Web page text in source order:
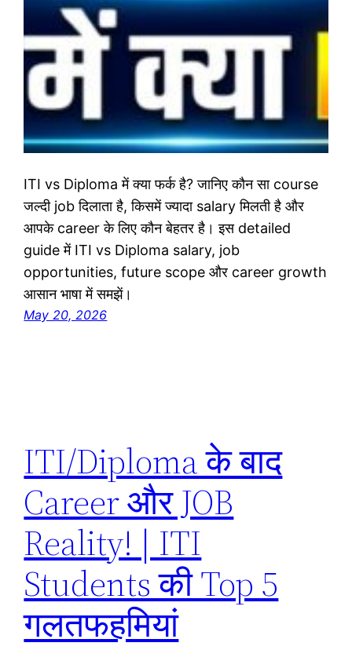
ITI vs Diploma में क्या फर्क है? जानिए कौन सा course
जल्दी job दिलाता है, किसमें ज्यादा salary मिलती है और
आपके career के लिए कौन बेहतर है। इस detailed
guide में ITI vs Diploma salary, job
opportunities, future scope और career growth
आसान भाषा में समझें।
May 20, 2026
ITI/Diploma के बाद
Career और JOB
Reality! | ITI
Students की Top 5
गलतफहमियां